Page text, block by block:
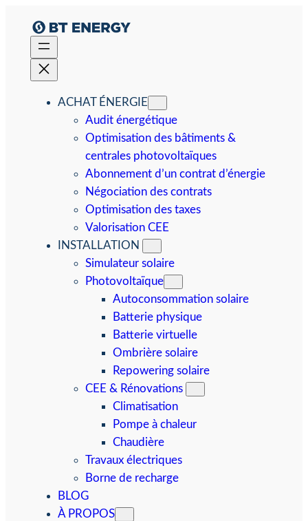
contenu
ACHAT ÉNERGIE
Audit énergétique
Optimisation des bâtiments &
centrales photovoltaïques
Abonnement d’un contrat d’énergie
Négociation des contrats
Optimisation des taxes
Valorisation CEE
INSTALLATION
Simulateur solaire
Photovoltaïque
Autoconsommation solaire
Batterie physique
Batterie virtuelle
Ombrière solaire
Repowering solaire
CEE & Rénovations
Climatisation
Pompe à chaleur
Chaudière
Travaux électriques
Borne de recharge
BLOG
À PROPOS